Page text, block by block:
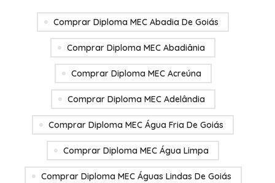
Comprar Diploma MEC Abadia De Goiás
Comprar Diploma MEC Abadiânia
Comprar Diploma MEC Acreúna
Comprar Diploma MEC Adelândia
Comprar Diploma MEC Água Fria De Goiás
Comprar Diploma MEC Água Limpa
Comprar Diploma MEC Águas Lindas De Goiás